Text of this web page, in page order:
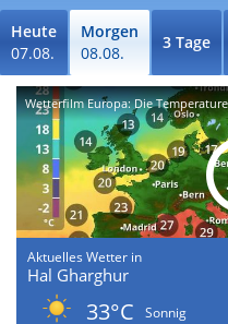
Heute
07.08.
Morgen
08.08.
3 Tage
Wetterfilm Europa: Die
Aktuelles Wetter in
Hal Gharghur
33°C
Sonnig